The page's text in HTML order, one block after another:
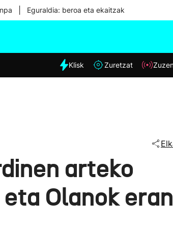
Eguraldia: beroa eta ekaitzak
Eguraldia
Klisk Zuretzat
arteko
Olanok